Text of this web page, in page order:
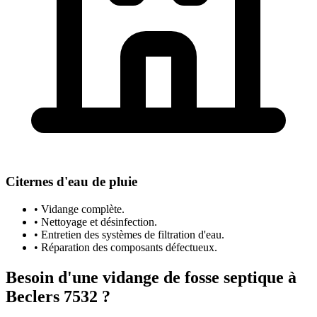
Citernes d'eau de pluie
• Vidange complète.
• Nettoyage et désinfection.
• Entretien des systèmes de filtration d'eau.
• Réparation des composants défectueux.
Besoin d'une vidange de fosse septique à
Beclers 7532 ?